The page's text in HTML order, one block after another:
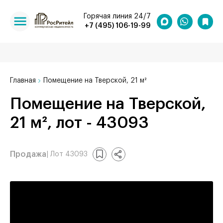
+7 (495) 106-19-99
Горячая линия 24/7
Главная Помещение на Тверской, 21 м²
Помещение на Тверской,
21 м², лот - 43093
Продажа | Лот 43093